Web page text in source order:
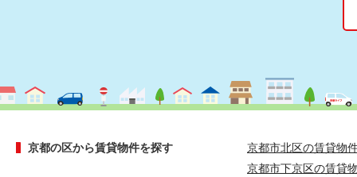
京都の区から賃貸物件を探す
京都市北区の賃貸物
京都市下京区の賃貸